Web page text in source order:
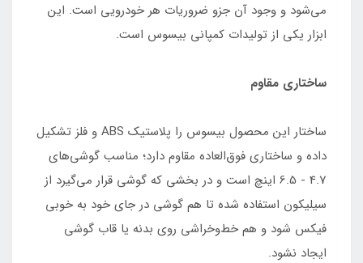
می‌شود و وجود آن جزو ضروریات هر خودرویی است. این
ابزار یکی از تولیدات کمپانی بیسوس است.
ساختاری مقاوم
ساختار این محصول بیسوس را پلاستیک ABS و فلز تشکیل
داده و ساختاری فوق‌العاده مقاوم دارد؛ مناسب گوشی‌های
4.7 - 6.5 اینچ است و در بخشی که گوشی قرار می‌گیرد از
سیلیکون استفاده شده تا هم گوشی در جای خود به خوبی
فیکس شود و هم خط‌وخراشی روی بدنه یا قاب گوشی
ایجاد نشود.